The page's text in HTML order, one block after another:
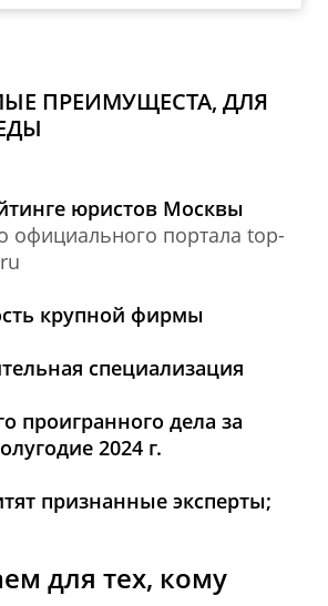
ПРЕИМУЩЕСТА, ДЛЯ
юристов Москвы
официального портала top-
крупной фирмы
специализация
проигранного дела за
2024 г.
признанные эксперты;
для тех, кому